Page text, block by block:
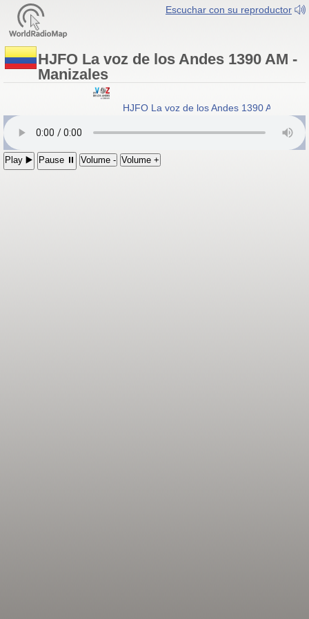
Escuchar con su reproductor
HJFO La voz de los Andes 1390 AM -
Manizales
HJFO La voz de los Andes 1390 AM
Play ▶️ Pause ⏸ Volume - Volume +